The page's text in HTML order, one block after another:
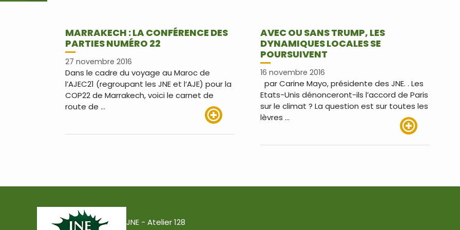
MARRAKECH : LA CONFÉRENCE DES
PARTIES NUMÉRO 22
27 novembre 2016
Dans le cadre du voyage au Maroc de
l’AJEC21 (regroupant les JNE et l‘AJE) pour la
COP22 de Marrakech, voici le carnet de
route de …
AVEC OU SANS TRUMP, LES
DYNAMIQUES LOCALES SE
POURSUIVENT
16 novembre 2016
par Carine Mayo, présidente des JNE. . Les
Etats-Unis dénonceront-ils l’accord de Paris
sur le climat ? La question est sur toutes les
lèvres …
JNE - Atelier 128